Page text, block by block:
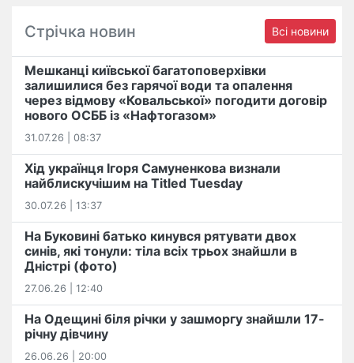
Стрічка новин Всі новини
Мешканці київської багатоповерхівки
залишилися без гарячої води та опалення
через відмову «Ковальської» погодити договір
нового ОСББ із «Нафтогазом»
31.07.26 | 08:37
Хід українця Ігоря Самуненкова визнали
найблискучішим на Titled Tuesday
30.07.26 | 13:37
На Буковині батько кинувся рятувати двох
синів, які тонули: тіла всіх трьох знайшли в
Дністрі (фото)
27.06.26 | 12:40
На Одещині біля річки у зашморгу знайшли 17-
річну дівчину
26.06.26 | 20:00